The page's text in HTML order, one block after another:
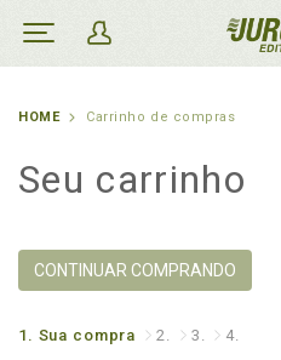
HOME Carrinho de compras
Seu carrinho
CONTINUAR COMPRANDO
1. Sua compra 2. 3. 4.